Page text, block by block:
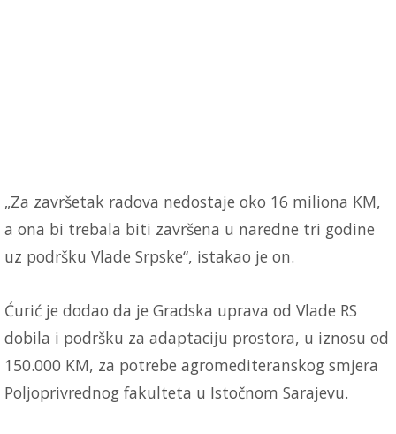
„Za završetak radova nedostaje oko 16 miliona KM,
a ona bi trebala biti završena u naredne tri godine
uz podršku Vlade Srpske“, istakao je on.
Ćurić je dodao da je Gradska uprava od Vlade RS
dobila i podršku za adaptaciju prostora, u iznosu od
150.000 KM, za potrebe agromediteranskog smjera
Poljoprivrednog fakulteta u Istočnom Sarajevu.